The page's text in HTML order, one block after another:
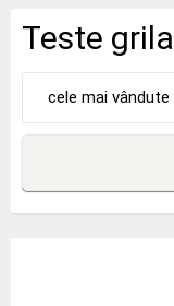
Teste grila
cele mai vândute